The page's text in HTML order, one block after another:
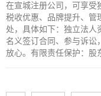
在宣城注册公司，可享受
税收优惠、品牌提升、管
处，具体如下：独立法人
名义签订合同、参与诉讼
放心。有限责任保护：股